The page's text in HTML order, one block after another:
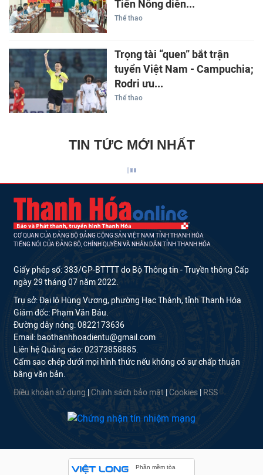
Tiến Nông diễn...
Thể thao
Trọng tài “quen” bắt trận
tuyển Việt Nam - Campuchia;
Rodri ưu...
Thể thao
TIN TỨC MỚI NHẤT
CƠ QUAN CỦA ĐẢNG BỘ ĐẢNG CỘNG SẢN VIỆT NAM TỈNH THANH HÓA
TIẾNG NÓI CỦA ĐẢNG BỘ, CHÍNH QUYỀN VÀ NHÂN DÂN TỈNH THANH HÓA
Giấy phép số: 383/GP-BTTTT do Bộ Thông tin - Truyền thông Cấp
ngày 29 tháng 07 năm 2022.
Trụ sở: Đại lộ Hùng Vương, phường Hạc Thành, tỉnh Thanh Hóa
Giám đốc: Phạm Văn Báu.
Đường dây nóng: 0822173636
Email: baothanhhoadientu@gmail.com
Liên hệ Quảng cáo: 02373858885.
Cấm sao chép dưới mọi hình thức nếu không có sự chấp thuận
bằng văn bản.
Điều khoản sử dụng Chính sách bảo mật Cookies RSS
Phần mềm tòa